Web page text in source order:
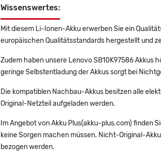
Wissenswertes:
Mit diesem Li-Ionen-Akku erwerben Sie ein
europäischen Qualitätsstandards hergestellt und
Zudem haben unsere Lenovo SB10K97586
geringe Selbstentladung der Akkus sorgt bei
Die kompatiblen Nachbau-Akkus besitzen alle
Original-Netzteil aufgeladen werden.
Im Angebot von Akku Plus(akku-plus.com) finden
keine Sorgen machen müssen. Nicht-Original-
bezogen werden.